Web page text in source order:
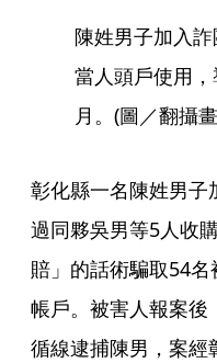
陳姓男子加入
當人頭戶使用
月。(圖／翻攝
彰化縣一名陳姓男子
過同夥吳男等5人收
賠」的話術騙取54名
帳戶。被害人報案後
循線逮捕陳男，案經